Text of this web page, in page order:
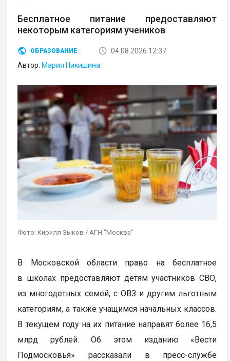
Бесплатное питание предоставляют
некоторым категориям учеников
ОБРАЗОВАНИЕ
04.08.2026 12:37
Автор: Мария Никишина
Фото: Кирилл Зыков / АГН "Москва"
В Московской области право на бесплатное
в школах предоставляют детям участников СВО,
из многодетных семей, с ОВЗ и другим льготным
категориям, а также учащимся начальных классов.
В текущем году на их питание направят более 16,5
млрд рублей. Об этом изданию «Вести
Подмосковья» рассказали в пресс-службе